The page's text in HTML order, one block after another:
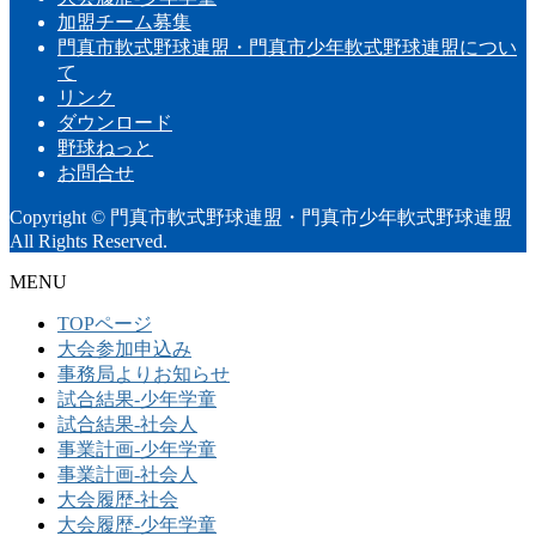
加盟チーム募集
門真市軟式野球連盟・門真市少年軟式野球連盟につい
て
リンク
ダウンロード
野球ねっと
お問合せ
Copyright © 門真市軟式野球連盟・門真市少年軟式野球連盟
All Rights Reserved.
MENU
TOPページ
大会参加申込み
事務局よりお知らせ
試合結果-少年学童
試合結果-社会人
事業計画-少年学童
事業計画-社会人
大会履歴-社会
大会履歴-少年学童